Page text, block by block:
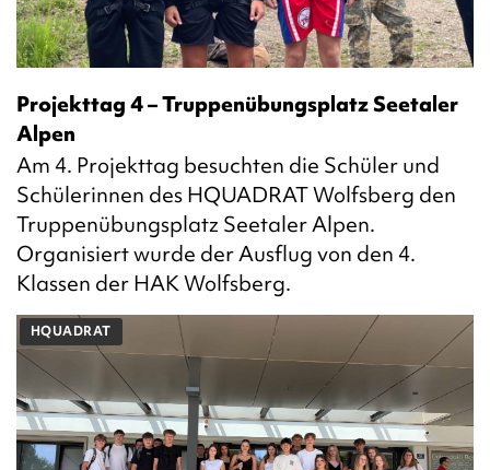
Projekttag 4 – Truppenübungsplatz Seetaler
Alpen
Am 4. Projekttag besuchten die Schüler und
Schülerinnen des HQUADRAT Wolfsberg den
Truppenübungsplatz Seetaler Alpen.
Organisiert wurde der Ausflug von den 4.
Klassen der HAK Wolfsberg.
HQUADRAT